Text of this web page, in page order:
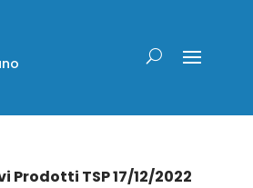
Prodotti TSP 17/12/2022